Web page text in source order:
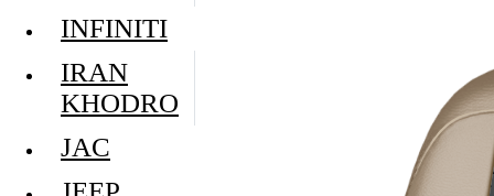
INFINITI
IRAN
KHODRO
JAC